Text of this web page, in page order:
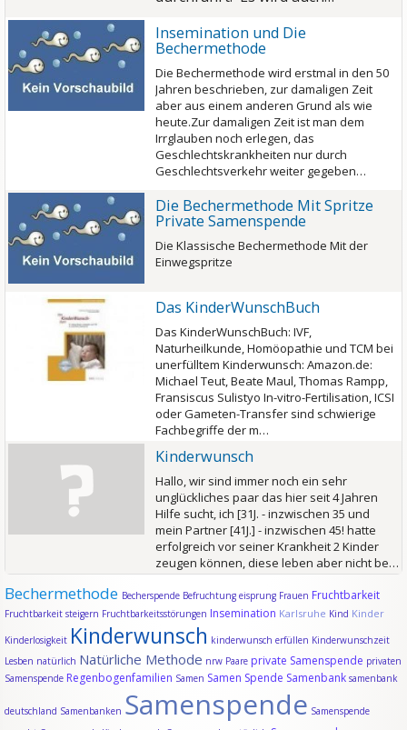
Insemination und Die
Bechermethode
Die Bechermethode wird erstmal in den 50
Jahren beschrieben, zur damaligen Zeit
aber aus einem anderen Grund als wie
heute.Zur damaligen Zeit ist man dem
Irrglauben noch erlegen, das
Geschlechtskrankheiten nur durch
Geschlechtsverkehr weiter gegeben…
Die Bechermethode Mit Spritze
Private Samenspende
Die Klassische Bechermethode Mit der
Einwegspritze
Das KinderWunschBuch
Das KinderWunschBuch: IVF,
Naturheilkunde, Homöopathie und TCM bei
unerfülltem Kinderwunsch: Amazon.de:
Michael Teut, Beate Maul, Thomas Rampp,
Fransiscus Sulistyo In-vitro-Fertilisation, ICSI
oder Gameten-Transfer sind schwierige
Fachbegriffe der m…
Kinderwunsch
Hallo, wir sind immer noch ein sehr
unglückliches paar das hier seit 4 Jahren
Hilfe sucht, ich [31J. - inzwischen 35 und
mein Partner [41J.] - inzwischen 45! hatte
erfolgreich vor seiner Krankheit 2 Kinder
zeugen können, diese leben aber nicht be…
Bechermethode Becherspende Befruchtung eisprung Frauen Fruchtbarkeit
Fruchtbarkeit steigern Fruchtbarkeitsstörungen Insemination Karlsruhe Kind Kinder
Kinderlosigkeit Kinderwunsch kinderwunsch erfüllen Kinderwunschzeit
Lesben natürlich Natürliche Methode nrw Paare private Samenspende privaten
Samenspende Regenbogenfamilien Samen Samen Spende Samenbank samenbank
deutschland Samenbanken Samenspende Samenspende